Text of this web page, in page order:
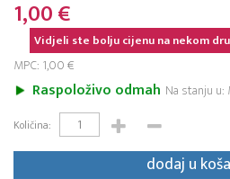
1,00 €
Vidjeli ste bolju cijenu na nekom
MPC: 1,00 €
Raspoloživo odmah Na stanju u:
Količina:
dodaj u